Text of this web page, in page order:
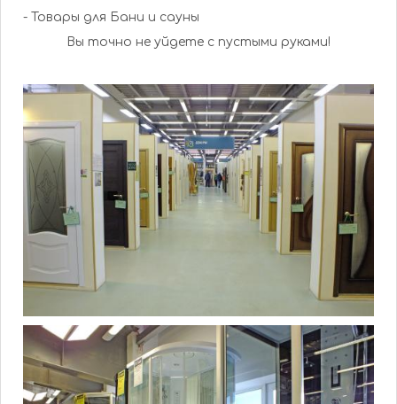
- Товары для Бани и сауны
Вы точно не уйдете с пустыми руками!